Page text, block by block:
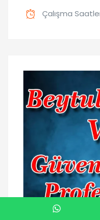
Çalışma